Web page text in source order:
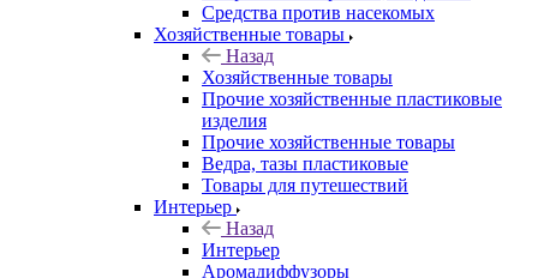
Средства против насекомых
Хозяйственные товары
Назад
Хозяйственные товары
Прочие хозяйственные пластиковые
изделия
Прочие хозяйственные товары
Ведра, тазы пластиковые
Товары для путешествий
Интерьер
Назад
Интерьер
Аромадиффузоры